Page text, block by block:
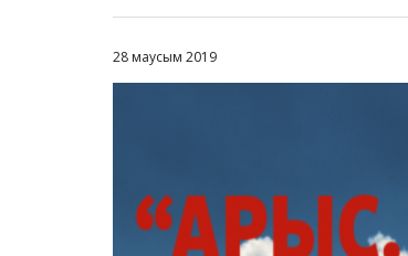
28 маусым 2019